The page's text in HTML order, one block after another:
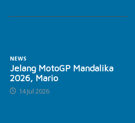
NEWS
Jelang MotoGP Mandalika
2026, Mario
14 Jul 2026